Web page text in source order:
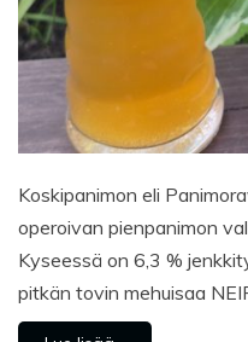
Koskipanimon eli
operoivan pienpanimon
Kyseessä on 6,3 %
pitkän tovin mehuisaa